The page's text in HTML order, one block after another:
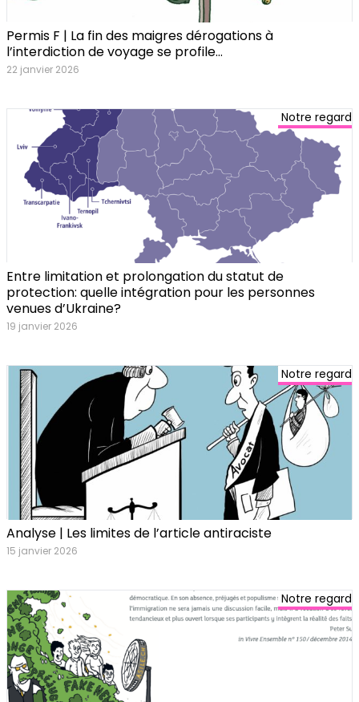
Permis F | La fin des maigres dérogations à
l’interdiction de voyage se profile…
22 janvier 2026
Notre regard
Entre limitation et prolongation du statut de
protection: quelle intégration pour les personnes
venues d’Ukraine?
19 janvier 2026
Notre regard
Analyse | Les limites de l’article antiraciste
15 janvier 2026
Notre regard